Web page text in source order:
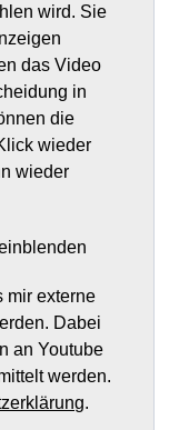
wird. Sie
das Video
in
die
wieder
wieder
mir externe
Dabei
an Youtube
werden.
.